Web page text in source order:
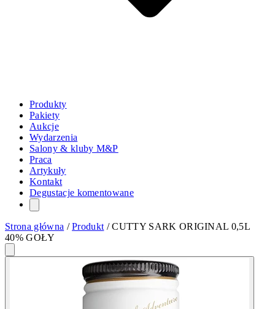
Produkty
Pakiety
Aukcje
Wydarzenia
Salony & kluby M&P
Praca
Artykuły
Kontakt
Degustacje komentowane
Strona główna /Produkt /CUTTY SARK ORIGINAL 0,5L
40% GOŁY